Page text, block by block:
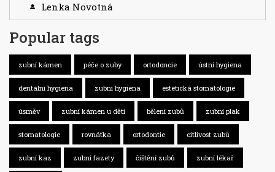
Lenka Novotná
Popular tags
zubní kámen péče o zuby ortodoncie ústní hygiena
dentální hygiena zubní hygiena estetická stomatologie
úsměv zubní kámen u dětí bělení zubů zubní plak
stomatologie rovnátka ortodontie citlivost zubů
zubní kaz zubní fazety čištění zubů zubní lékař